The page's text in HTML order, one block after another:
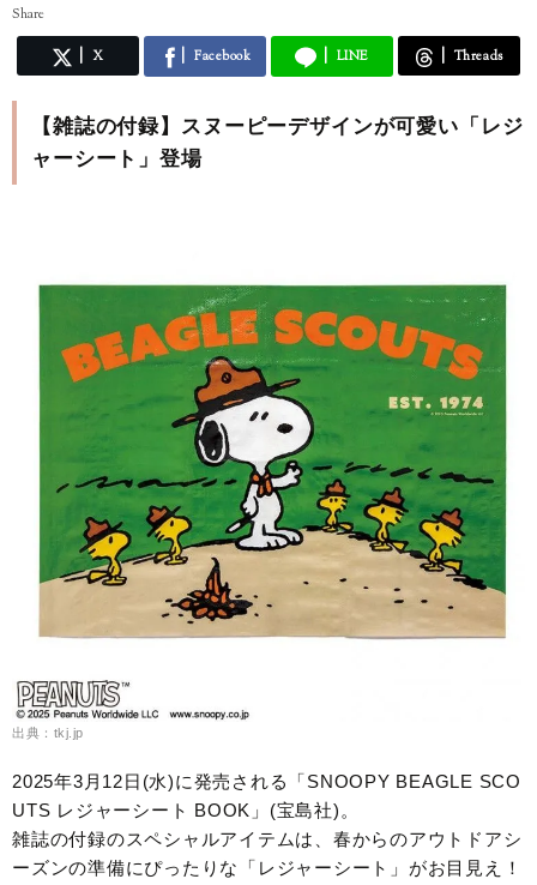
Share
X Facebook LINE Threads
【雑誌の付録】スヌーピーデザインが可愛い「レジ
ャーシート」登場
出典：tkj.jp
2025年3月12日(水)に発売される「SNOOPY BEAGLE SCO
UTS レジャーシート BOOK」(宝島社)。
雑誌の付録のスペシャルアイテムは、春からのアウトドアシ
ーズンの準備にぴったりな「レジャーシート」がお目見え！